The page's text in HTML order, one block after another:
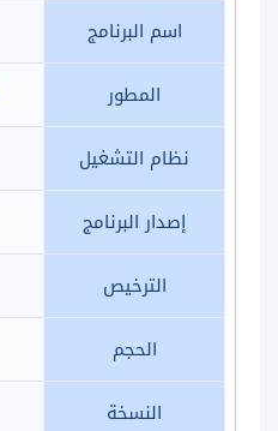
اسم البرنامج
المطور
نظام التشغيل
إصدار البرنامج
الترخيص
الحجم
النسخة